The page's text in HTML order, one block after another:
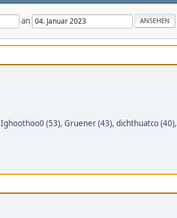
an
Ighoothoo0 (53), Gruener (43), dichthuatco (40),